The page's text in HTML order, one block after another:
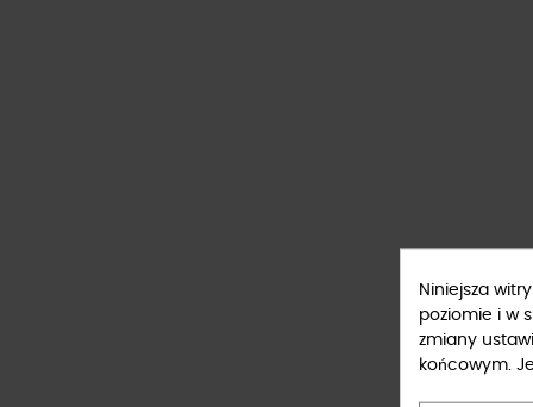
Niniejsza
poziomie i w
zmiany
końcowym.